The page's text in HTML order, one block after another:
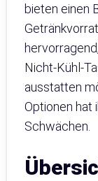
bieten einen
Nicht-Kühl-
ausstatten
Optionen hat
Schwächen.